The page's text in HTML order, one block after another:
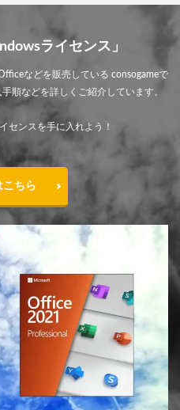
ライセンス」
などを販売している consogameで
順などを詳しくご紹介しています。
センスを手に入れよう！
こちら